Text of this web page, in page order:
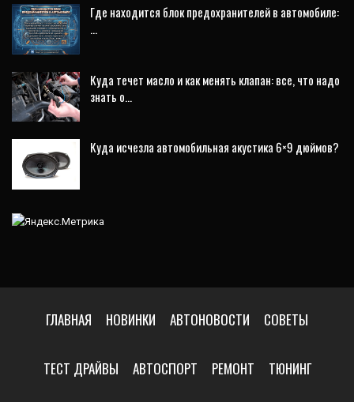
Где находится блок предохранителей в автомобиле:
…
Куда течет масло и как менять клапан: все, что надо
знать о…
Куда исчезла автомобильная акустика 6×9 дюймов?
ГЛАВНАЯ НОВИНКИ АВТОНОВОСТИ СОВЕТЫ
ТЕСТ ДРАЙВЫ АВТОСПОРТ РЕМОНТ ТЮНИНГ